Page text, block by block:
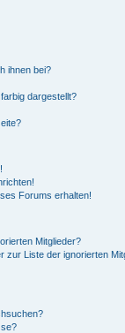
ihnen bei?
dargestellt?
Forums erhalten!
Mitglieder?
zur Liste der ignorierten